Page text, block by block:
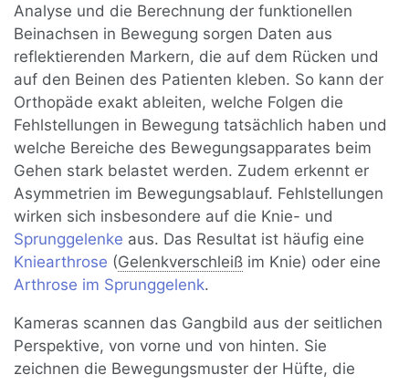
Analyse und die Berechnung der funktionellen
Beinachsen in Bewegung sorgen Daten aus
reflektierenden Markern, die auf dem Rücken und
auf den Beinen des Patienten kleben. So kann der
Orthopäde exakt ableiten, welche Folgen die
Fehlstellungen in Bewegung tatsächlich haben und
welche Bereiche des Bewegungsapparates beim
Gehen stark belastet werden. Zudem erkennt er
Asymmetrien im Bewegungsablauf. Fehlstellungen
wirken sich insbesondere auf die Knie- und
Sprunggelenke aus. Das Resultat ist häufig eine
Kniearthrose (Gelenkverschleiß im Knie) oder eine
Arthrose im Sprunggelenk.
Kameras scannen das Gangbild aus der seitlichen
Perspektive, von vorne und von hinten. Sie
zeichnen die Bewegungsmuster der Hüfte, die